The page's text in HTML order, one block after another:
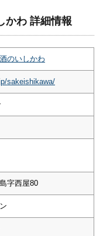
わ 詳細情報
のいしかわ
sakeishikawa/
字西屋80